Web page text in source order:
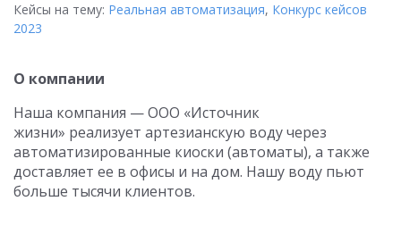
Кейсы на тему: Реальная автоматизация, Конкурс кейсов
2023
О компании
Наша компания — ООО «Источник
жизни» реализует артезианскую воду через
автоматизированные киоски (автоматы), а также
доставляет ее в офисы и на дом. Нашу воду пьют
больше тысячи клиентов.